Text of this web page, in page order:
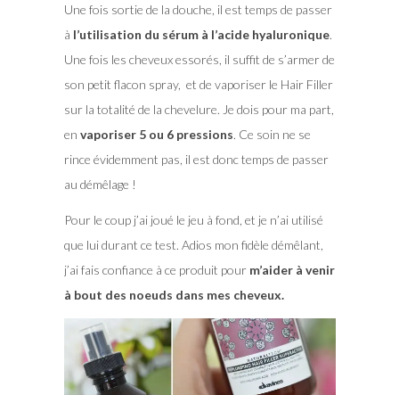
Une fois sortie de la douche, il est temps de passer
à l’utilisation du sérum à l’acide hyaluronique.
Une fois les cheveux essorés, il suffit de s’armer de
son petit flacon spray, et de vaporiser le Hair Filler
sur la totalité de la chevelure. Je dois pour ma part,
en vaporiser 5 ou 6 pressions. Ce soin ne se
rince évidemment pas, il est donc temps de passer
au démêlage !
Pour le coup j’ai joué le jeu à fond, et je n’ai utilisé
que lui durant ce test. Adios mon fidèle démêlant,
j’ai fais confiance à ce produit pour m’aider à venir
à bout des noeuds dans mes cheveux.